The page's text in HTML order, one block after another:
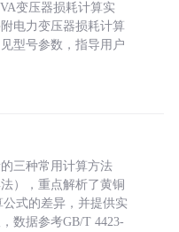
变压器损耗计算实
电力变压器损耗计算
型号参数，指导用户
三种常用计算方法
），重点解析了黄铜
公式的差异，并提供实
数据参考GB/T 4423-